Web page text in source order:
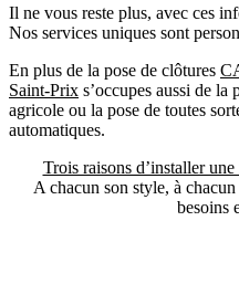
Il ne vous reste plus, avec ces
Nos services uniques sont
En plus de la pose de clôtures
Saint-Prix s’occupes aussi de
agricole ou la pose de toutes
automatiques.
Trois raisons d’installer
A chacun son style, à
besoins